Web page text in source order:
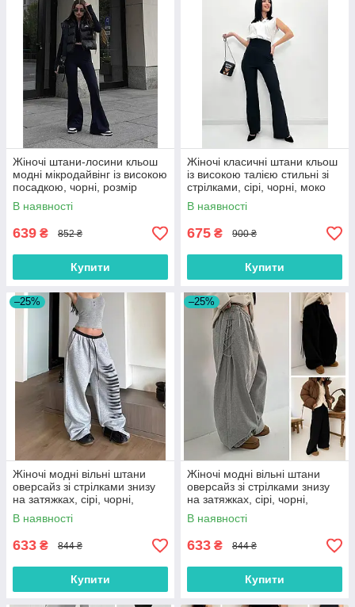
Жіночі штани-лосини кльош
модні мікродайвінг із високою
посадкою, чорні, розмір
42/44, 44/46
В наявності
639 ₴ 852 ₴
Купити
Жіночі класичні штани кльош
із високою талією стильні зі
стрілками, сірі, чорні, моко
В наявності
675 ₴ 900 ₴
Купити
–25%
Жіночі модні вільні штани
оверсайз зі стрілками знизу
на затяжках, сірі, чорні,
розмір 42/48
В наявності
633 ₴ 844 ₴
Купити
–25%
Жіночі модні вільні штани
оверсайз зі стрілками знизу
на затяжках, сірі, чорні,
розмір 42/48
В наявності
633 ₴ 844 ₴
Купити